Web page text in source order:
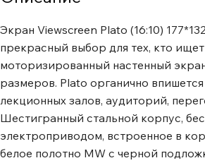
Экран Viewscreen Plato (16:10)
прекрасный выбор для тех, кто ищет
моторизированный настенный
размеров. Plato органично
лекционных залов, аудиторий,
Шестигранный стальной корпус,
электроприводом, встроенное в
белое полотно MW с черной